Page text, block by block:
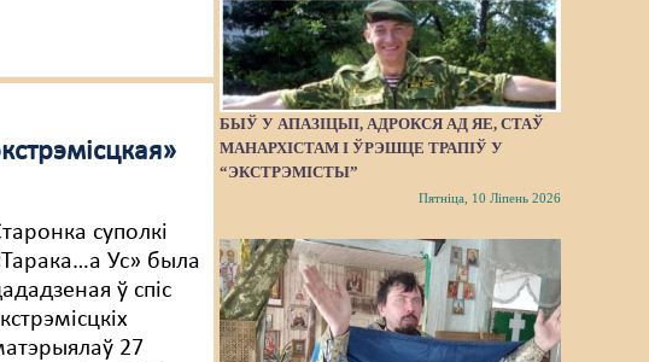
суполкі
Тарака…а Ус» была
ў спіс
27
БЫЎ У АПАЗІЦЫІ, АДРОКСЯ АД ЯЕ, СТАЎ
МАНАРХІСТАМ І ЎРЭШЦЕ ТРАПІЎ У
“ЭКСТРЭМІСТЫ”
Пятніца, 10 Ліпень 2026